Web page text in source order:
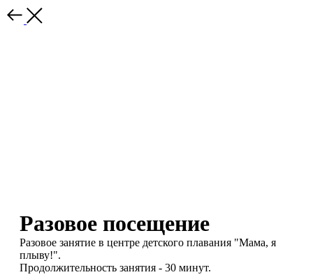
Разовое посещение
Разовое занятие в центре детского плавания "Мама, я
плыву!".
Продолжительность занятия - 30 минут.